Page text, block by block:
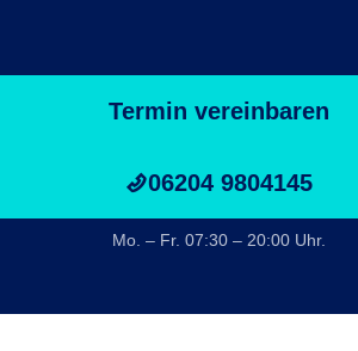
Termin vereinbaren
06204 9804145
Mo. – Fr. 07:30 – 20:00 Uhr.